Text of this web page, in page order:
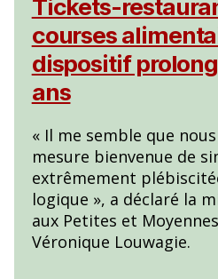
Tickets-
courses
dispositif
ans
« Il me semble que
mesure bienvenue de
extrêmement
logique », a déclaré la
aux Petites et
Véronique Louwagie.